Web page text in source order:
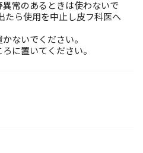
常のあるときは使わないで
たら使用を中止し皮フ科医へ
ないでください。
に置いてください。